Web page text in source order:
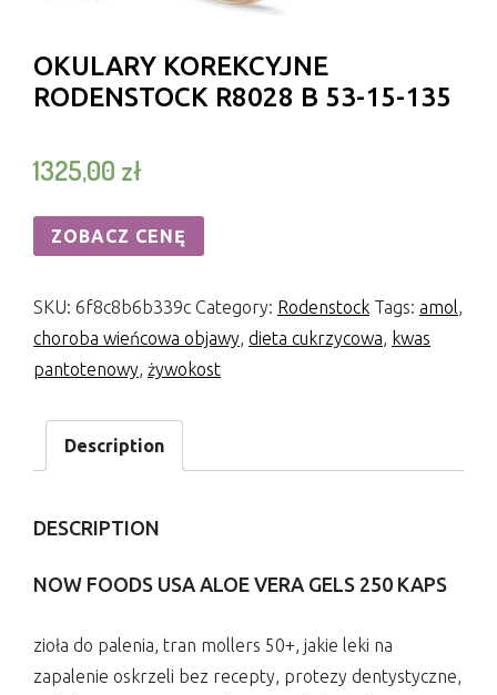
OKULARY KOREKCYJNE
RODENSTOCK R8028 B 53-15-135
1325,00 zł
ZOBACZ CENĘ
SKU: 6f8c8b6b339c Category: Rodenstock Tags: amol,
choroba wieńcowa objawy, dieta cukrzycowa, kwas
pantotenowy, żywokost
Description
DESCRIPTION
NOW FOODS USA ALOE VERA GELS 250 KAPS
zioła do palenia, tran mollers 50+, jakie leki na
zapalenie oskrzeli bez recepty, protezy dentystyczne,